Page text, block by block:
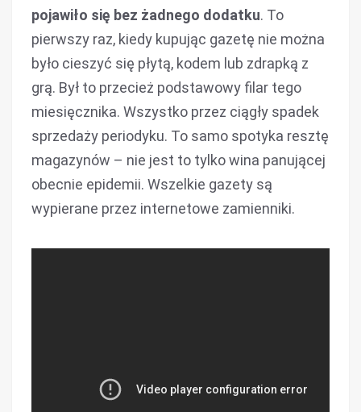
pojawiło się bez żadnego dodatku. To
pierwszy raz, kiedy kupując gazetę nie można
było cieszyć się płytą, kodem lub zdrapką z
grą. Był to przecież podstawowy filar tego
miesięcznika. Wszystko przez ciągły spadek
sprzedaży periodyku. To samo spotyka resztę
magazynów – nie jest to tylko wina panującej
obecnie epidemii. Wszelkie gazety są
wypierane przez internetowe zamienniki.